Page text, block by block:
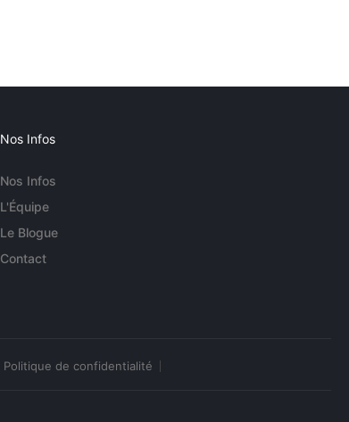
Nos Infos
Nos Infos
L'Équipe
Le Blogue
Contact
Politique de confidentialité